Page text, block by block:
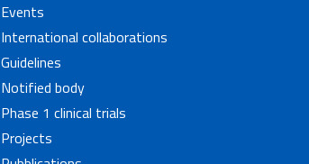
Events
International collaborations
Guidelines
Notified body
Phase 1 clinical trials
Projects